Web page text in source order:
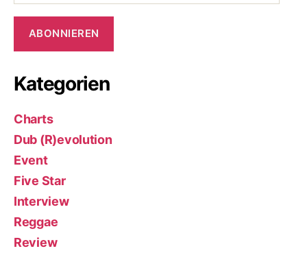
Adresse
ABONNIEREN
Kategorien
Charts
Dub (R)evolution
Event
Five Star
Interview
Reggae
Review